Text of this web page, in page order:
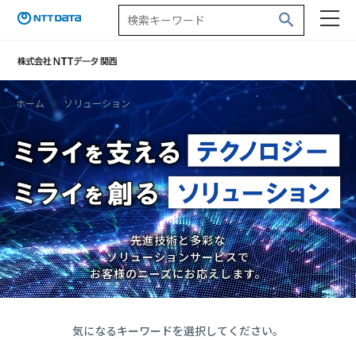
ホーム ソリューション
先進技術と多彩な
ソリューションサービスで
お客様のニーズにお応えします。
気になるキーワードを選択してください。